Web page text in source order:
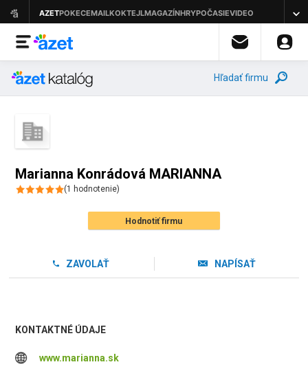
Hľadať firmu
Marianna Konrádová MARIANNA
(1 hodnotenie)
Hodnotiť firmu
ZAVOLAŤ NAPÍSAŤ
KONTAKTNÉ ÚDAJE
www.marianna.sk